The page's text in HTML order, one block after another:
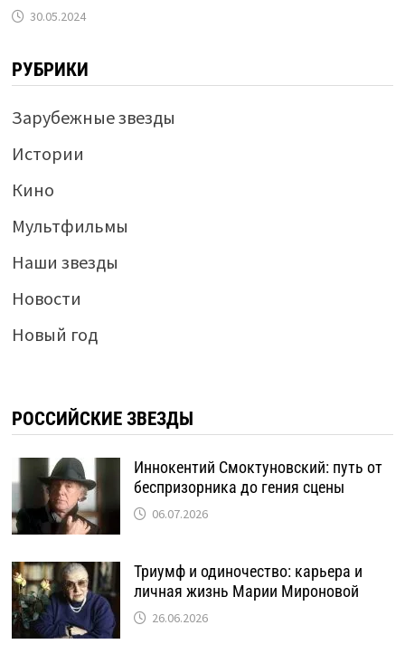
30.05.2024
РУБРИКИ
Зарубежные звезды
Истории
Кино
Мультфильмы
Наши звезды
Новости
Новый год
РОССИЙСКИЕ ЗВЕЗДЫ
Иннокентий Смоктуновский: путь от
беспризорника до гения сцены
06.07.2026
Триумф и одиночество: карьера и
личная жизнь Марии Мироновой
26.06.2026